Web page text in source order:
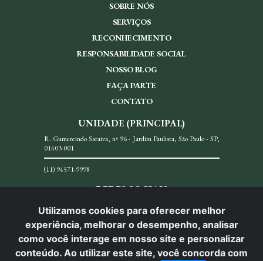
Utilizamos cookies para oferecer melhor
experiência, melhorar o desempenho, analisar
como você interage em nosso site e personalizar
conteúdo. Ao utilizar este site, você concorda com
SOBRE NÓS
SERVIÇOS
RECONHECIMENTO
RESPONSABILIDADE SOCIAL
NOSSO BLOG
FAÇA PARTE
CONTATO
UNIDADE (PRINCIPAL)
R. Gumercindo Saraiva, nª 96 - Jardim Paulista, São Paulo - SP,
01403-001
(11) 94571-9998
REDES SOCIAIS
© Carlos Menezes Advocacia. Todos os direitos reservados.